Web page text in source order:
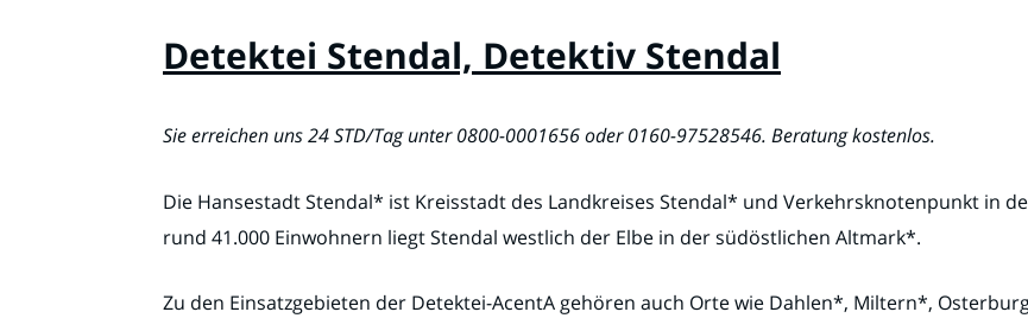
Detektei Stendal, Detektiv Stendal
Sie erreichen uns 24 STD/Tag unter 0800-0001656 oder 0160-97528546. Beratung kostenlos.
Die Hansestadt Stendal* ist Kreisstadt des Landkreises Stendal* und Verkehrsknotenpunkt in
rund 41.000 Einwohnern liegt Stendal westlich der Elbe in der südöstlichen Altmark*.
Zu den Einsatzgebieten der Detektei-AcentA gehören auch Orte wie Dahlen*, Miltern*,